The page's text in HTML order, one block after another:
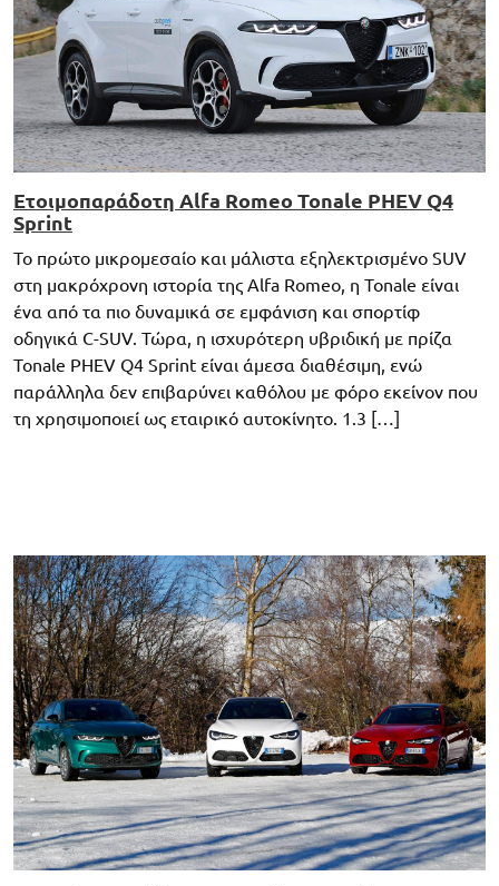
Ετοιμοπαράδοτη Alfa Romeo Tonale PHEV Q4
Sprint
Το πρώτο μικρομεσαίο και μάλιστα εξηλεκτρισμένο SUV
στη μακρόχρονη ιστορία της Alfa Romeo, η Tonale είναι
ένα από τα πιο δυναμικά σε εμφάνιση και σπορτίφ
οδηγικά C-SUV. Τώρα, η ισχυρότερη υβριδική με πρίζα
Tonale PHEV Q4 Sprint είναι άμεσα διαθέσιμη, ενώ
παράλληλα δεν επιβαρύνει καθόλου με φόρο εκείνον που
τη χρησιμοποιεί ως εταιρικό αυτοκίνητο. 1.3 […]